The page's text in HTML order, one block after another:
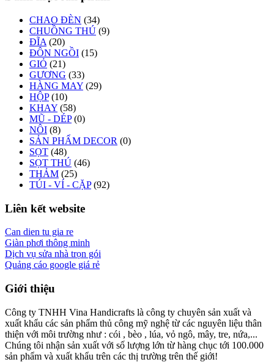
CHAO ĐÈN (34)
CHUỒNG THÚ (9)
ĐĨA (20)
ĐÔN NGỒI (15)
GIỎ (21)
GƯƠNG (33)
HÀNG MAY (29)
HỘP (10)
KHAY (58)
MŨ - DÉP (0)
NÔI (8)
SẢN PHẨM DECOR (0)
SỌT (48)
SỌT THÚ (46)
THẢM (25)
TÚI - VÍ - CẶP (92)
Liên kết website
Can dien tu gia re
Giàn phơi thông minh
Dịch vụ sửa nhà trọn gói
Quảng cáo google giá rẻ
Giới thiệu
Công ty TNHH Vina Handicrafts là công ty chuyên sản xuất và
xuất khẩu các sản phẩm thủ công mỹ nghệ từ các nguyên liệu thân
thiện với môi trường như : cói , bèo , lúa, vỏ ngô, mây, tre, nứa,...
Chúng tôi nhận sản xuất với số lượng lớn từ hàng chục tới 100.000
sản phẩm và xuất khẩu trên các thị trường trên thế giới!